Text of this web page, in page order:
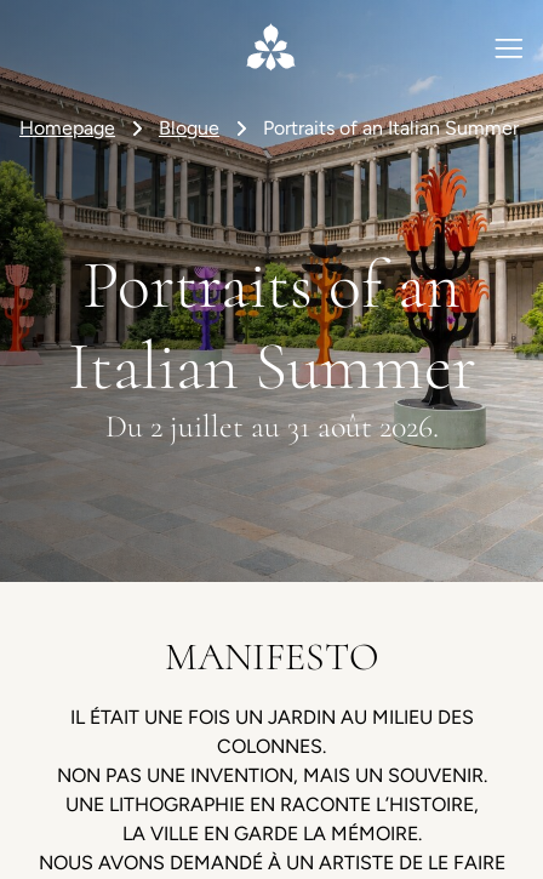
Homepage Blogue Portraits of an Italian Summer
Portraits of an
Italian Summer
Du 2 juillet au 31 août 2026.
MANIFESTO
IL ÉTAIT UNE FOIS UN JARDIN AU MILIEU DES
COLONNES.
NON PAS UNE INVENTION, MAIS UN SOUVENIR.
UNE LITHOGRAPHIE EN RACONTE L’HISTOIRE,
LA VILLE EN GARDE LA MÉMOIRE.
NOUS AVONS DEMANDÉ À UN ARTISTE DE LE FAIRE